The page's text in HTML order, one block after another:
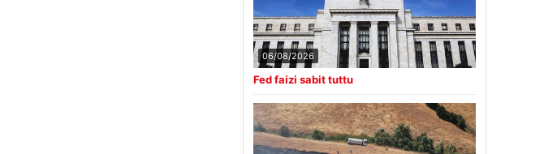
06/08/2026
Fed faizi sabit tuttu